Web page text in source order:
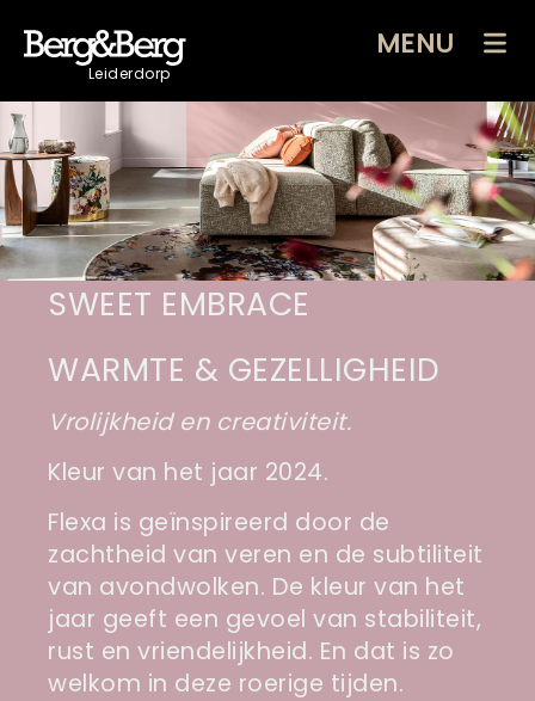
Leiderdorp
MENU
SWEET EMBRACE
WARMTE & GEZELLIGHEID
Vrolijkheid en creativiteit.
Kleur van het jaar 2024.
Flexa is geïnspireerd door de
zachtheid van veren en de subtiliteit
van avondwolken. De kleur van het
jaar geeft een gevoel van stabiliteit,
rust en vriendelijkheid. En dat is zo
welkom in deze roerige tijden.